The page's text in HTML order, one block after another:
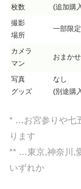
枚数
(追加購
撮影
場所
一部限
カメラ
マン
おまかせ
写真
グッズ
なし
(別途購
* …お宮参りや七
ります
** …東京,神奈川,
いずれか